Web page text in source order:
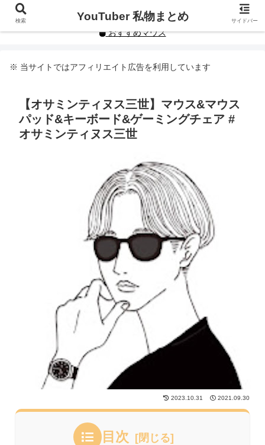
YouTuberや人気インフルエンサーの私物まとめです。
おすすめマウス
※ 当サイトではアフィリエイト広告を利用しています
【オサミンティヌス三世】マウス&マウス
パッド&キーボード&ゲーミングチェア #
オサミンティヌス三世
2023.10.31 2021.09.30
目次
検索 YouTuber 私物まとめ サイドバー